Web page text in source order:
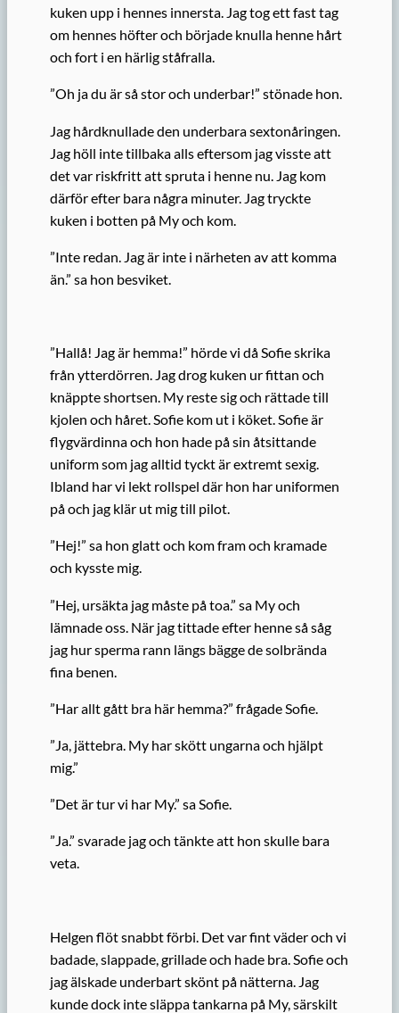
kuken upp i hennes innersta. Jag tog ett fast tag
om hennes höfter och började knulla henne hårt
och fort i en härlig ståfralla.
”Oh ja du är så stor och underbar!” stönade hon.
Jag hårdknullade den underbara sextonåringen.
Jag höll inte tillbaka alls eftersom jag visste att
det var riskfritt att spruta i henne nu. Jag kom
därför efter bara några minuter. Jag tryckte
kuken i botten på My och kom.
”Inte redan. Jag är inte i närheten av att komma
än.” sa hon besviket.
”Hallå! Jag är hemma!” hörde vi då Sofie skrika
från ytterdörren. Jag drog kuken ur fittan och
knäppte shortsen. My reste sig och rättade till
kjolen och håret. Sofie kom ut i köket. Sofie är
flygvärdinna och hon hade på sin åtsittande
uniform som jag alltid tyckt är extremt sexig.
Ibland har vi lekt rollspel där hon har uniformen
på och jag klär ut mig till pilot.
”Hej!” sa hon glatt och kom fram och kramade
och kysste mig.
”Hej, ursäkta jag måste på toa.” sa My och
lämnade oss. När jag tittade efter henne så såg
jag hur sperma rann längs bägge de solbrända
fina benen.
”Har allt gått bra här hemma?” frågade Sofie.
”Ja, jättebra. My har skött ungarna och hjälpt
mig.”
”Det är tur vi har My.” sa Sofie.
”Ja.” svarade jag och tänkte att hon skulle bara
veta.
Helgen flöt snabbt förbi. Det var fint väder och vi
badade, slappade, grillade och hade bra. Sofie och
jag älskade underbart skönt på nätterna. Jag
kunde dock inte släppa tankarna på My, särskilt